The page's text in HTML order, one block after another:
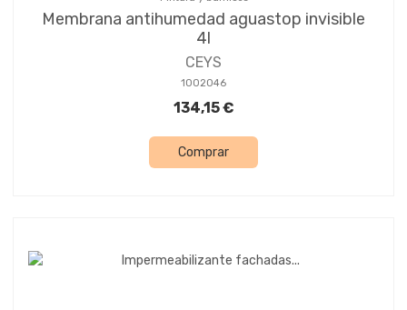
Membrana antihumedad aguastop invisible
4l
CEYS
1002046
134,15 €
Comprar